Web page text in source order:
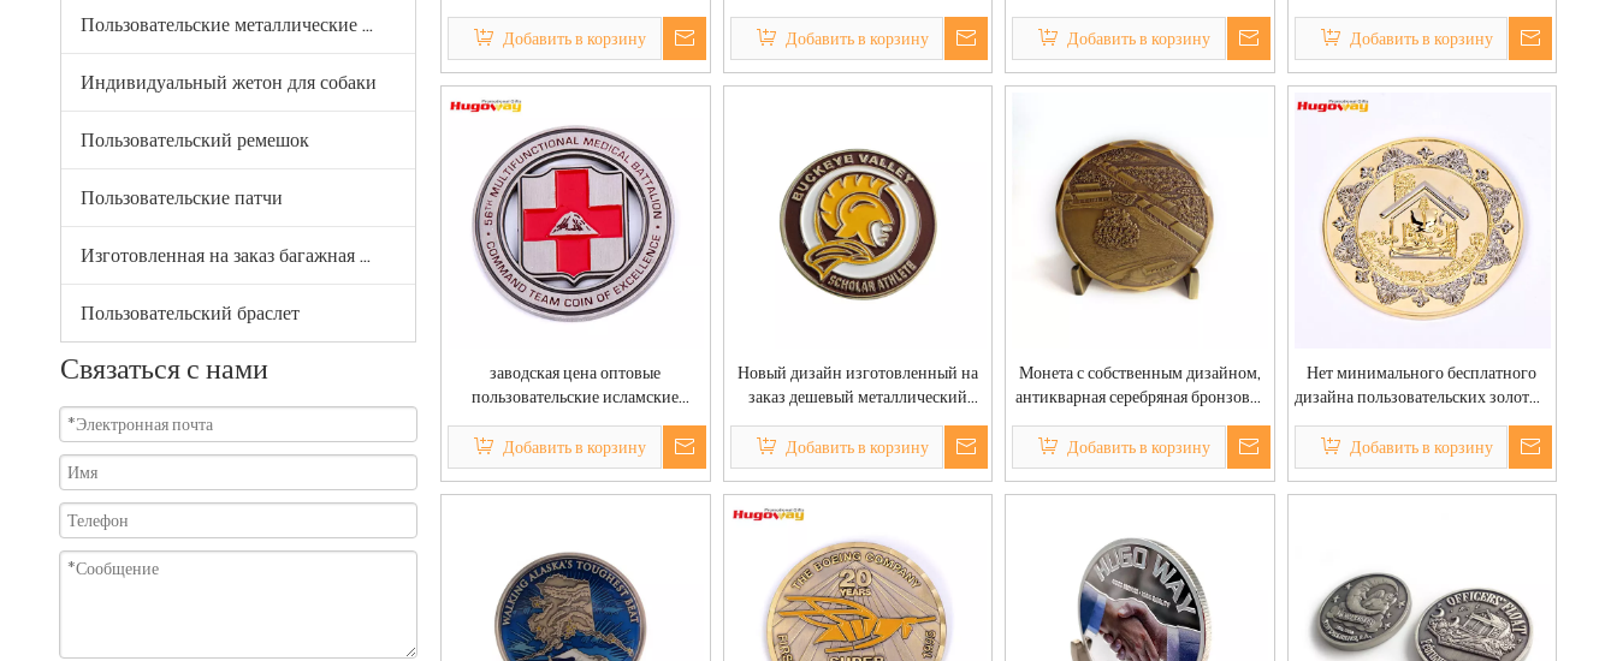
Пользовательские металлические бирки
Индивидуальный жетон для собаки
Пользовательский ремешок
Пользовательские патчи
Изготовленная на заказ багажная бирка из ПВХ
Пользовательский браслет
Связаться с нами
Серебро Латунь Медь Металл
Логотип Монеты На заказ
Полиция ВМС Армия Сувенирная
монета вызова
Добавить в корзину
дешевой мягкой эмали штамповки
монеты
Добавить в корзину
Серебро Латунь Медь
Металлические монеты
Изготовление на заказ Сувенирная
монета Dragon Challenge
Добавить в корзину
Золотая серебряная латунная
металлическая монета
Изготовленная на заказ
рождественская монета
Добавить в корзину
заводская цена оптовые
пользовательские исламские
монеты металлическая латунь
цинковый сплав монета вызов
Добавить в корзину
Новый дизайн изготовленный на
заказ дешевый металлический
вызов Die Stamping Coin
Challenge Coin
Добавить в корзину
Монета с собственным дизайном,
антикварная серебряная бронзовая
марка, Эквадор, монеты вызова
Добавить в корзину
Нет минимального бесплатного
дизайна пользовательских золотых
ангельских римских монет
вольфрамовых монет
Добавить в корзину